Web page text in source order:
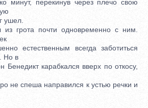
перекинув через плечо свою
ушел.
почти одновременно с ним.
естественным всегда заботиться
Но в
карабкался вверх по откосу,
не спеша направился к устью речки и